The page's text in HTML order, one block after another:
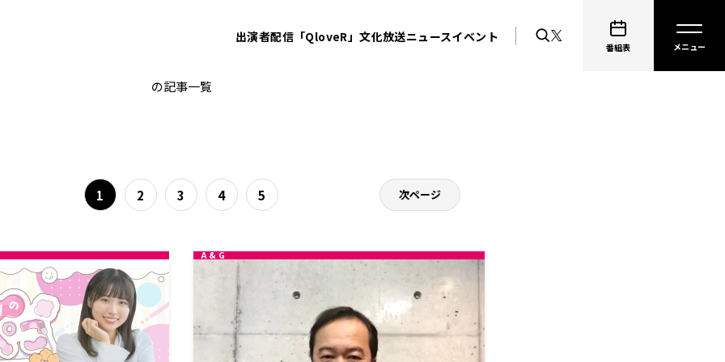
出演者配信「QloveR」文化放送ニュースイベント
番組表
の記事一覧
1 2 3 4 5 次ページ